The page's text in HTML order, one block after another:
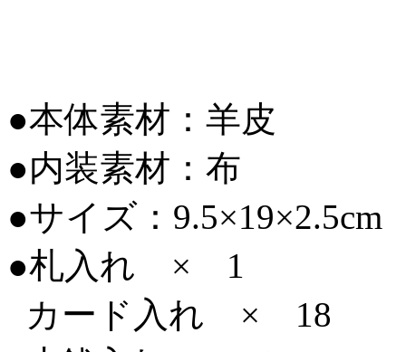
●本体素材：羊皮
●内装素材：布
●サイズ：9.5×19×2.5cm
●札入れ × 1
カード入れ × 18